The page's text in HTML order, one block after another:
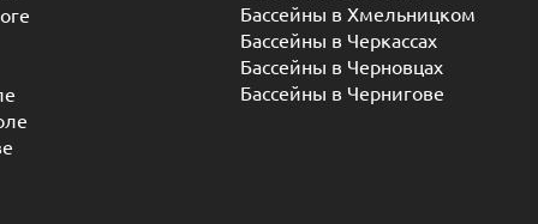
Бассейны в Хмельницком
Бассейны в Черкассах
Бассейны в Черновцах
Бассейны в Чернигове